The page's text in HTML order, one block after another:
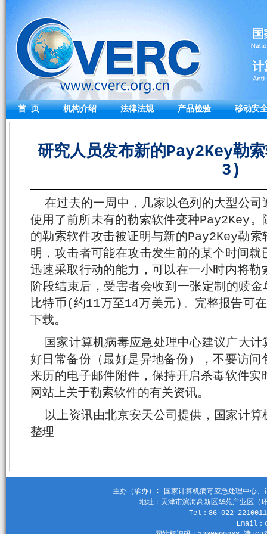
首 页 机构介绍 法律法规 产品检验 移动安
研究人员发布新的Pay2Key勒
3)
在过去的一周中，几家以色列的大型公
使用了前所未有的勒索软件变种Pay2Key
的勒索软件攻击被证明与新的Pay2Key勒
明，攻击者可能在攻击发生前的某个时间
迅速采取行动的能力，可以在一小时内将
阶段结束后，受害者会收到一张定制的赎
比特币(约11万至14万美元)。完整报告
下载。
国家计算机病毒应急处理中心建议广大
好日常备份（最好是异地备份），不要访
来历的电子邮件附件，保持开启杀毒软件
网站上关于勒索软件的有关资讯。
以上资讯由北京安天公司提供，国家计
整理
主办（承办）: 国家计算机病毒应急处理中心
地址：天津市滨海高新区华苑产业区
Tel：86-022-
Email